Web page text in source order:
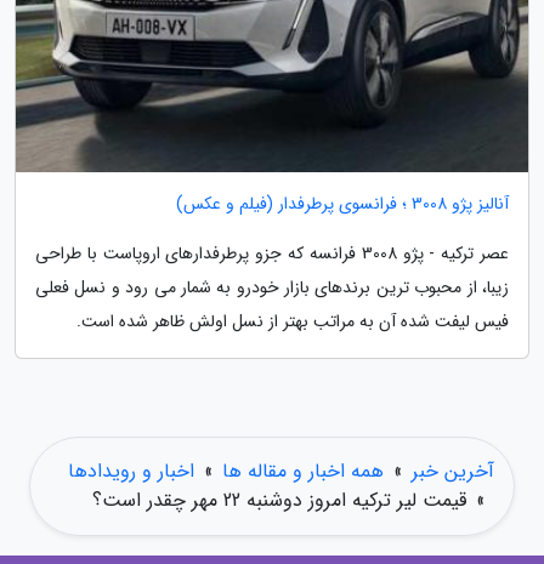
آنالیز پژو 3008 ؛ فرانسوی پرطرفدار (فیلم و عکس)
عصر ترکیه - پژو 3008 فرانسه که جزو پرطرفدارهای اروپاست با طراحی
زیبا، از محبوب ترین برندهای بازار خودرو به شمار می رود و نسل فعلی
فیس لیفت شده آن به مراتب بهتر از نسل اولش ظاهر شده است.
آخرین خبر » همه اخبار و مقاله ها » اخبار و رویدادها
» قیمت لیر ترکیه امروز دوشنبه 22 مهر چقدر است؟